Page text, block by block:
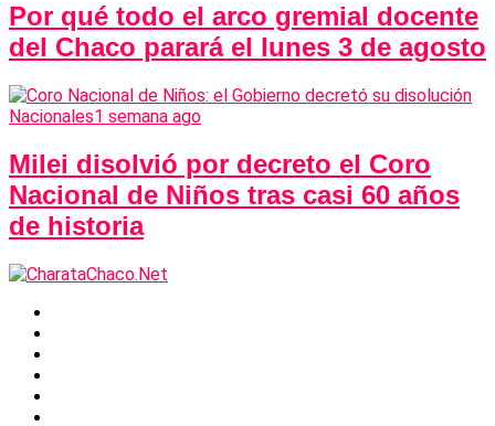
Por qué todo el arco gremial docente
del Chaco parará el lunes 3 de agosto
Nacionales1 semana ago
Milei disolvió por decreto el Coro
Nacional de Niños tras casi 60 años
de historia